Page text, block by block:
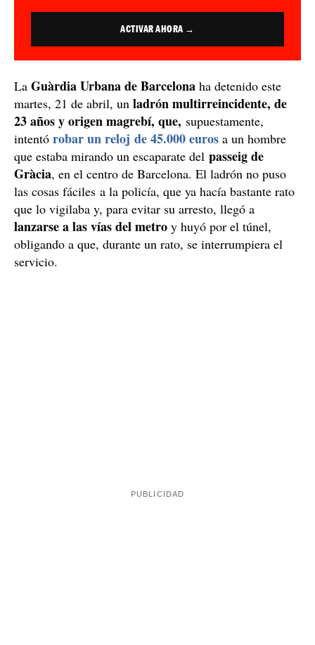
ACTIVAR AHORA →
La Guàrdia Urbana de Barcelona ha detenido este
martes, 21 de abril, un ladrón multirreincidente, de
23 años y origen magrebí, que, supuestamente,
intentó robar un reloj de 45.000 euros a un hombre
que estaba mirando un escaparate del passeig de
Gràcia, en el centro de Barcelona. El ladrón no puso
las cosas fáciles a la policía, que ya hacía bastante rato
que lo vigilaba y, para evitar su arresto, llegó a
lanzarse a las vías del metro y huyó por el túnel,
obligando a que, durante un rato, se interrumpiera el
servicio.